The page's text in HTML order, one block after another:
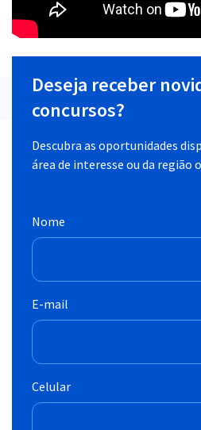
Deseja receber
concursos?
Descubra as oportunidades
área de interesse ou da região
Nome
E-mail
Celular